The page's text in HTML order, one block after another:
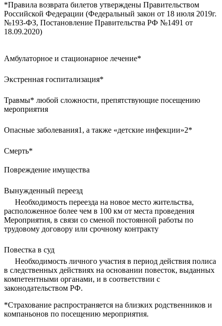
*Правила возврата билетов утверждены Правительством
Российской Федерации (Федеральный закон от 18 июля 2019г.
№193-ФЗ, Постановление Правительства РФ №1491 от
18.09.2020)
Амбулаторное и стационарное лечение*
Экстренная госпитализация*
Травмы* любой сложности, препятствующие посещению
мероприятия
Опасные заболевания1 , а также «детские инфекции»2*
Смерть*
Повреждение имущества
Вынужденный переезд
Необходимость переезда на новое место жительства,
расположенное более чем в 100 км от места проведения
Мероприятия, в связи со сменой постоянной работы по
трудовому договору или срочному контракту
Повестка в суд
Необходимость личного участия в период действия полиса
в следственных действиях на основании повесток, выданных
компетентными органами, и в соответствии с
законодательством РФ.
*Страхование распространяется на близких родственников и
компаньонов по посещению мероприятия.